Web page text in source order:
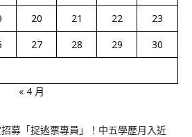
20 21 22
23
27 28 29
30
« 4 月
募「捉逃票專員」！中五學歷月入近